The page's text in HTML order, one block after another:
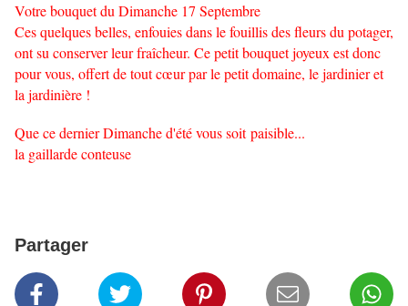
Votre bouquet du Dimanche 17 Septembre
Ces quelques belles, enfouies dans le fouillis des fleurs du potager,
ont su conserver leur fraîcheur. Ce petit bouquet joyeux est donc
pour vous, offert de tout cœur par le petit domaine, le jardinier et
la jardinière !
Que ce dernier Dimanche d'été vous soit paisible...
la gaillarde conteuse
Partager